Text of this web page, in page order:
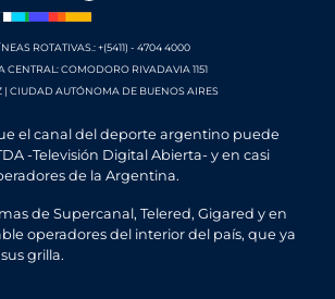
ROTATIVAS.: +(5411) - 4704 4000
CENTRAL: COMODORO RIVADAVIA 1151
| CIUDAD AUTÓNOMA DE BUENOS AIRES
el canal del deporte argentino puede
-Televisión Digital Abierta- y en casi
de la Argentina.
de Supercanal, Telered, Gigared y en
operadores del interior del país, que ya
grilla.